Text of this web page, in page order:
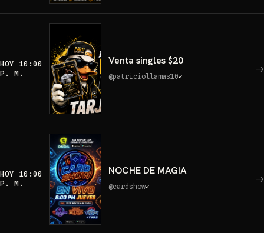
HOY 10:00
P. M.
Venta singles $20
@patriciollamas10✓
→
HOY 10:00
P. M.
NOCHE DE MAGIA
@cardshow✓
→